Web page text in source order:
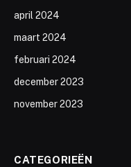
april 2024
maart 2024
februari 2024
december 2023
november 2023
CATEGORIEËN